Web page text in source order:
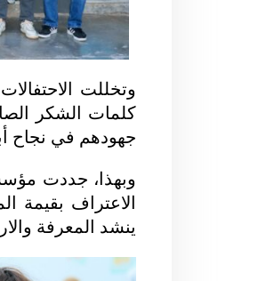
وتخللت
كلمات الشكر
جهودهم في نجاح
وبهذا، جددت
الاعتراف بقيمة
ينشد المعرفة